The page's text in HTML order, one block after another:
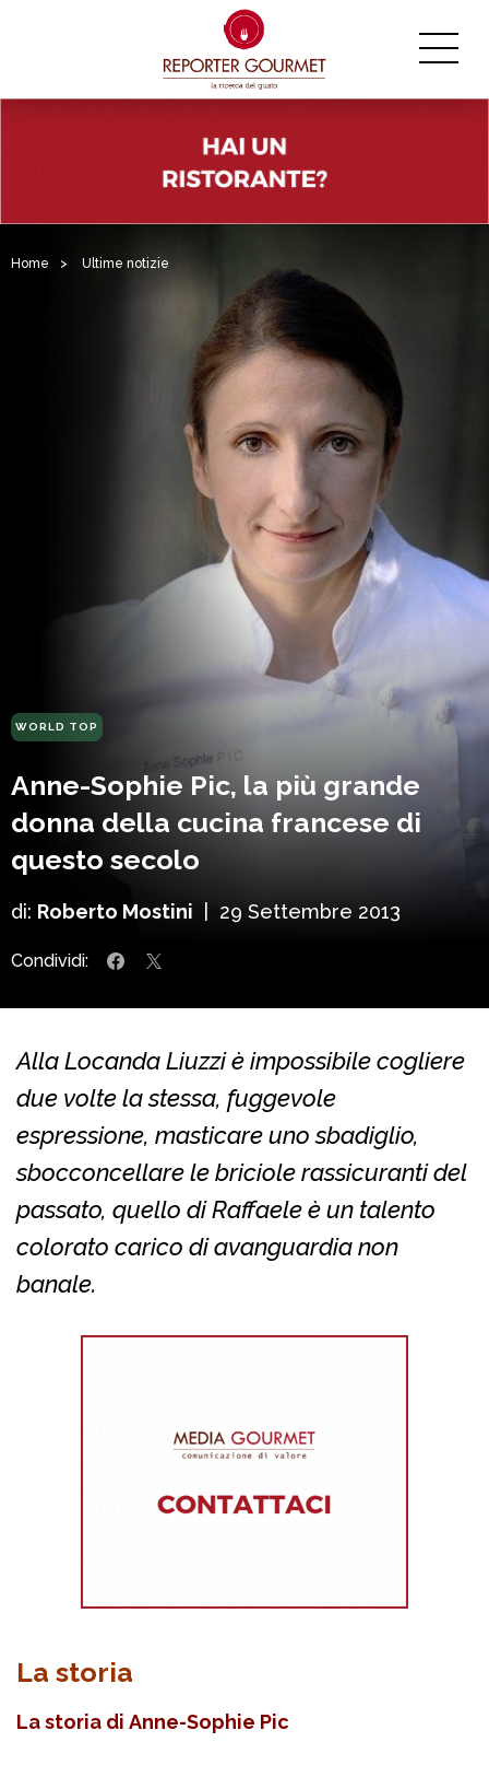
Home > Ultime notizie
WORLD TOP
Anne-Sophie Pic, la più grande
donna della cucina francese di
questo secolo
di: Roberto Mostini 29 Settembre 2013
Condividi:
Alla Locanda Liuzzi è impossibile cogliere
due volte la stessa, fuggevole
espressione, masticare uno sbadiglio,
sbocconcellare le briciole rassicuranti del
passato, quello di Raffaele è un talento
colorato carico di avanguardia non
banale.
La storia
La storia di Anne-Sophie Pic